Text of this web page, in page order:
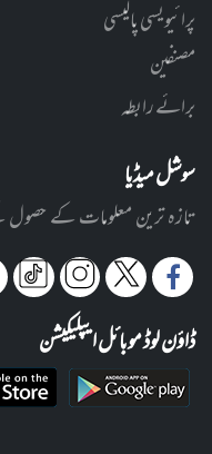
پرائیویسی پالیسی
مصنفین
برائے رابطہ
سوشل میڈیا
تازہ ترین معلومات کے حصول
ڈاؤن لوڈ موبائل ایپلیکیشن